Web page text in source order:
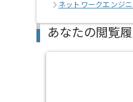
ネットワークエンジ
あなたの閲覧